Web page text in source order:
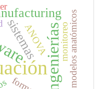
ingenierías
sistemas
ANOVA monitoreomodelos anatómicos